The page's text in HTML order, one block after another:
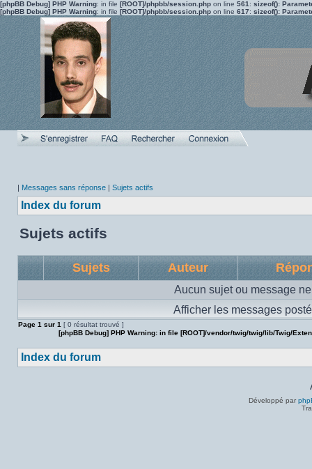
[phpBB Debug] PHP Warning: in file [ROOT]/phpbb/session.php on line 561 : sizeof():
[phpBB Debug] PHP Warning: in file [ROOT]/phpbb/session.php on line 617: sizeof():
| Messages sans réponse | Sujets actifs
Index du forum
Sujets actifs
Sujets Auteur
Aucun sujet ou message
Afficher les messages
Page 1 sur 1 [ 0 résultat trouvé ]
[phpBB Debug] PHP Warning: in file [ROOT]/vendor/twig/twig/lib/Twig/
Index du forum
Développé par